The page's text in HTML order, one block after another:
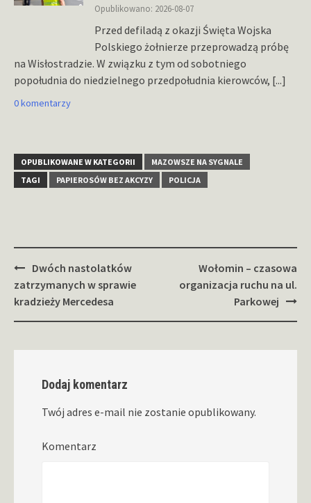
Opublikowano: 2026-08-07
Przed defiladą z okazji Święta Wojska
Polskiego żołnierze przeprowadzą próbę
na Wisłostradzie. W związku z tym od sobotniego
popołudnia do niedzielnego przedpołudnia kierowców, [...]
0 komentarzy
OPUBLIKOWANE W KATEGORII
MAZOWSZE NA SYGNALE
TAGI
PAPIEROSÓW BEZ AKCYZY POLICJA
Zobacz
wpisy
Dwóch nastolatków
zatrzymanych w sprawie
kradzieży Mercedesa
Wołomin – czasowa
organizacja ruchu na ul.
Parkowej
Dodaj komentarz
Twój adres e-mail nie zostanie opublikowany.
Komentarz